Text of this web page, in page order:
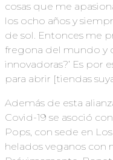
cosas que me
los ocho años y
de sol. Entonces me
fregona del mundo y
innovadoras?’ Es por
para abrir [tiendas
Además de esta
Covid-19 se asoció
Pops, con sede en
helados veganos con